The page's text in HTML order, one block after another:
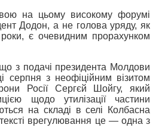
на цьому високому форумі
Додон, а не голова уряду, як
є очевидним прорахунком
з подачі президента Молдови
серпня з неофіційним візитом
Росії Сергєй Шойгу, який
щодо утилізації частини
на складі в селі Колбасна
врегулювання це — одна з